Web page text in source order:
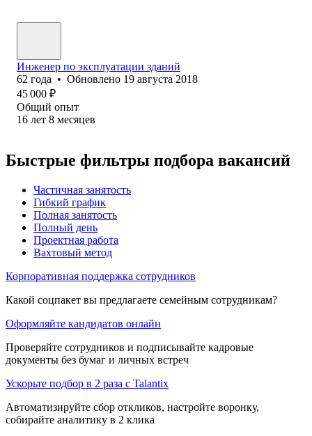
Инженер по эксплуатации зданий
62 года • Обновлено 19 августа 2018
45 000 ₽
Общий опыт
16 лет 8 месяцев
Быстрые фильтры подбора вакансий
Частичная занятость
Гибкий график
Полная занятость
Полный день
Проектная работа
Вахтовый метод
Корпоративная поддержка сотрудников
Какой соцпакет вы предлагаете семейным сотрудникам?
Оформляйте кандидатов онлайн
Проверяйте сотрудников и подписывайте кадровые
документы без бумаг и личных встреч
Ускорьте подбор в 2 раза с Talantix
Автоматизируйте сбор откликов, настройте воронку,
собирайте аналитику в 2 клика